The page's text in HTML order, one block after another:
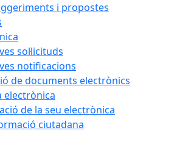
i propostes
sol·licituds
notificacions
de documents electrònics
electrònica
de la seu electrònica
ciutadana